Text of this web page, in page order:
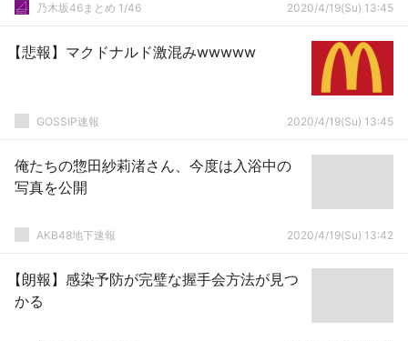
乃木坂46まとめ 1/46 2020/4/19(Su) 13:45
【悲報】マクドナルド激混みwwwww
GOSSIP速報 2020/4/19(Su) 13:45
俺たちの惣田紗莉渚さん、今度は入浴中の
写真を公開
AKB48地下速報 2020/4/19(Su) 13:42
【朗報】感染予防が完璧な握手会方法が見つ
かる